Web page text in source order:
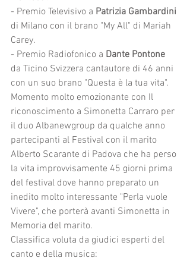
- Premio Televisivo a Patrizia Gambardini
di Milano con il brano "My All" di Mariah
Carey.
- Premio Radiofonico a Dante Pontone
da Ticino Svizzera cantautore di 46 anni
con un suo brano "Questa è la tua vita".
Momento molto emozionante con Il
riconoscimento a Simonetta Carraro per
il duo Albanewgroup da qualche anno
partecipanti al Festival con il marito
Alberto Scarante di Padova che ha perso
la vita improvvisamente 45 giorni prima
del festival dove hanno preparato un
inedito molto interessante "Perla vuole
Vivere", che porterà avanti Simonetta in
Memoria del marito.
Classifica voluta da giudici esperti del
canto e della musica: